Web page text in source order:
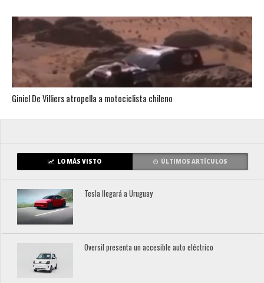
Giniel De Villiers atropella a motociclista chileno
LO MÁS VISTO ÚLTIMOS ARTÍCULOS
Tesla llegará a Uruguay
Oversil presenta un accesible auto eléctrico